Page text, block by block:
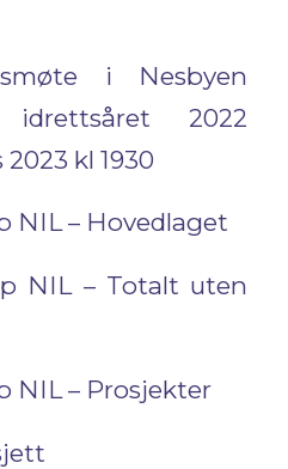
i Nesbyen
2022
kl 1930
NIL – Hovedlaget
NIL – Totalt uten
NIL – Prosjekter